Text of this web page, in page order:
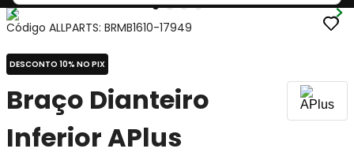
Código ALLPARTS: BRMB1610-17949
DESCONTO 10% NO PIX
Braço Dianteiro
Inferior APlus